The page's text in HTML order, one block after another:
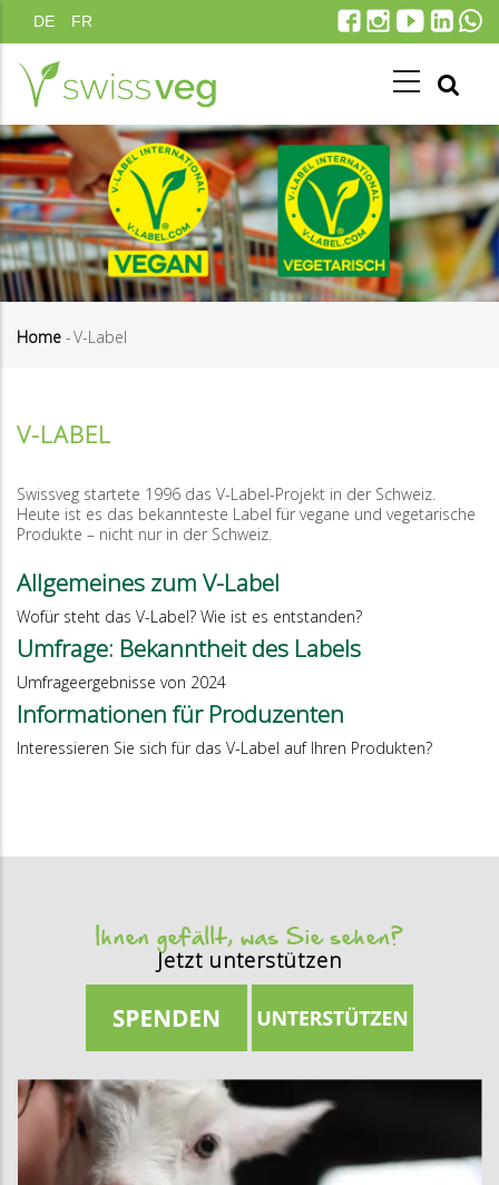
Direkt
zum
Inhalt
DE FR
Home -V-Label
V-LABEL
Swissveg startete 1996 das V-Label-Projekt in der Schweiz.
Heute ist es das bekannteste Label für vegane und vegetarische
Produkte – nicht nur in der Schweiz.
Allgemeines zum V-Label
Wofür steht das V-Label? Wie ist es entstanden?
Umfrage: Bekanntheit des Labels
Umfrageergebnisse von 2024
Informationen für Produzenten
Interessieren Sie sich für das V-Label auf Ihren Produkten?
Ihnen gefällt, was Sie sehen?
Jetzt unterstützen